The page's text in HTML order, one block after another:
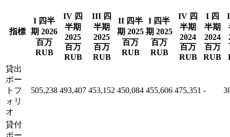
指標
I 四半
期 2026
百万
RUB
IV 四
半期
2025
百万
RUB
III 四
半期
2025
百万
RUB
II 四半
期 2025
百万
RUB
I 四半
期 2025
百万
RUB
IV 四
半期
2024
百万
RUB
I 四
半期
2024
百万
RUB
貸出
ポー
トフ
ォリ
オ
505,238 493,407 453,152 450,084 455,606 475,351 -
貸付
ポー